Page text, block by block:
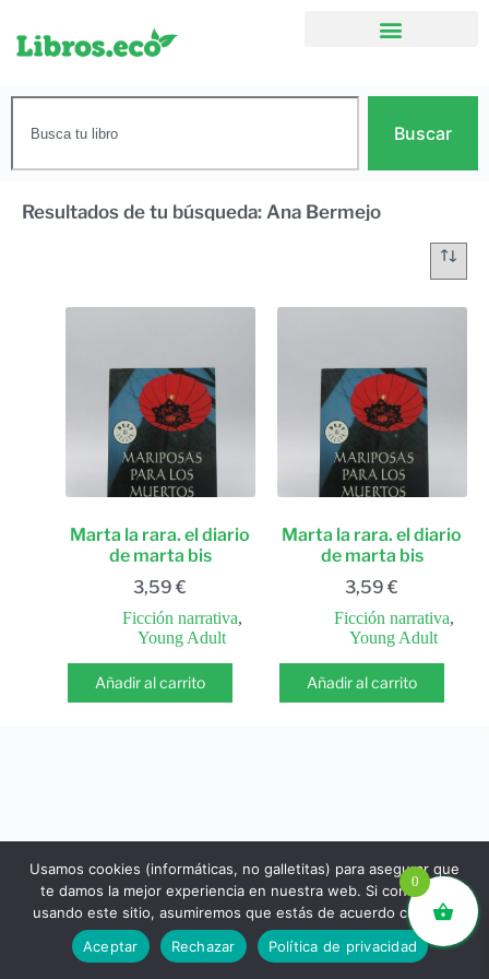
Buscar
Resultados de tu búsqueda: Ana Bermejo
Marta la rara. el diario
de marta bis
3,59€
Ficción narrativa,
Young Adult
Añadir al carrito
Marta la rara. el diario
de marta bis
3,59€
Ficción narrativa,
Young Adult
Añadir al carrito
libros.eco © - Desde Barcelona para el mundo 💚 |
Devoluciones y reembolsos|Política de Privacidad
0
Usamos cookies (informáticas, no galletitas) para asegurar que
te damos la mejor experiencia en nuestra web. Si continúas
usando este sitio, asumiremos que estás de acuerdo con ello.
Aceptar
Rechazar Política de privacidad